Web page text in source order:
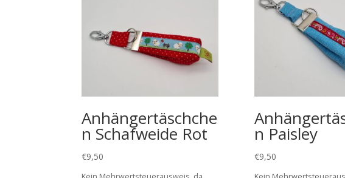
Anhängertäschche
n Schafweide Rot
€9,50
n Paisley
€9,50